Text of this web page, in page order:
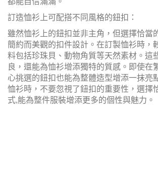
訂造恤衫上可配搭不同風格的鈕扣：
雖然恤衫上的鈕扣並非主角，但選擇恰當
簡約而美觀的扣件設計。在訂製恤衫時，
料包括珍珠貝、動物角質等天然素材。這
良，還能為恤衫增添獨特的質感。即使在
心挑選的鈕扣也能為整體造型增添一抹亮
恤衫時，不要忽視了鈕扣的重要性，選擇
式,能為整件服裝增添更多的個性與魅力。